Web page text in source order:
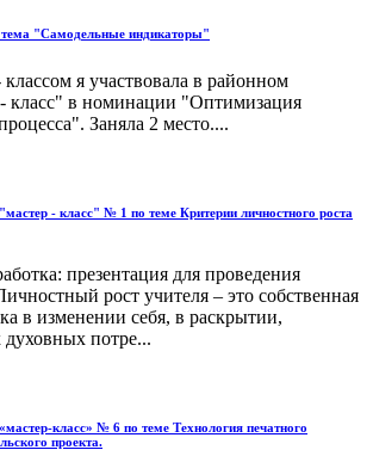
тема "Самодельные индикаторы"
я участвовала в районном
класс" в номинации "Оптимизация
Заняла 2 место....
- класс" № 1 по теме Критерии личностного роста
презентация для проведения
рост учителя – это собственная
в изменении себя, в раскрытии,
потре...
класс» № 6 по теме Технология печатного
проекта.